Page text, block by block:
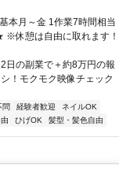
本月～金 1作業7時間相当
休憩は自由に取れます！
日の副業で＋約8万円の報
！モクモク映像チェック
問 経験者歓迎
ネイルOK
ひげOK 髪型・髪色自由